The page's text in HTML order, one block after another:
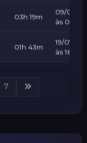
03h 19m
09/08/
às 00:53
01h 43m
19/07/
às 16:49
7